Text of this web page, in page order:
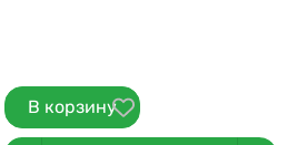
В корзину